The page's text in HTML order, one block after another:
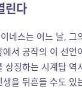
린다
네스는 어느 날,
서 공작의 이 선
징하는 시계탑
을 뒤흔들 수도